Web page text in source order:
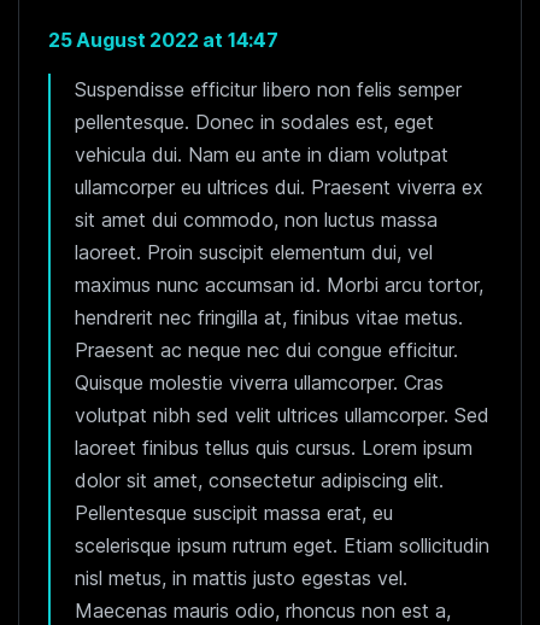
25 August 2022 at 14:47
Suspendisse efficitur libero non felis semper
pellentesque. Donec in sodales est, eget
vehicula dui. Nam eu ante in diam volutpat
ullamcorper eu ultrices dui. Praesent viverra ex
sit amet dui commodo, non luctus massa
laoreet. Proin suscipit elementum dui, vel
maximus nunc accumsan id. Morbi arcu tortor,
hendrerit nec fringilla at, finibus vitae metus.
Praesent ac neque nec dui congue efficitur.
Quisque molestie viverra ullamcorper. Cras
volutpat nibh sed velit ultrices ullamcorper. Sed
laoreet finibus tellus quis cursus. Lorem ipsum
dolor sit amet, consectetur adipiscing elit.
Pellentesque suscipit massa erat, eu
scelerisque ipsum rutrum eget. Etiam sollicitudin
nisl metus, in mattis justo egestas vel.
Maecenas mauris odio, rhoncus non est a,